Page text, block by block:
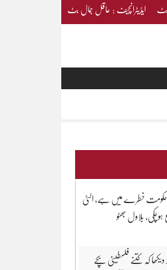
بٹ ایڈیٹرانچیف : عاقل جمال بٹ
حکومت خطرے میں ہے، الٹی
بلاول بھٹو
کہ کتنے فلسطینی بچے